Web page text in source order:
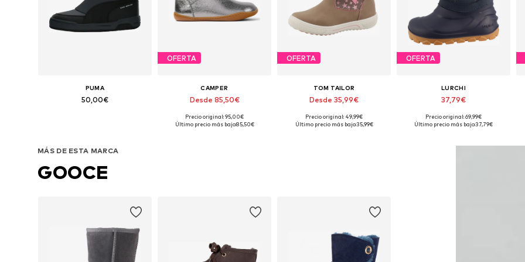
PUMA
50,00€
OFERTA
CAMPER
Desde 85,50€
Disponible en muchas tallas
Precio original: 95,00€
Último precio más bajo:85,50€
OFERTA
TOM TAILOR
Desde 35,99€
Disponible en muchas tallas
Precio original: 49,99€
Último precio más bajo:35,99€
OFERTA
LURCHI
37,79€
Disponible en muchas tallas
Precio original: 69,99€
Último precio más bajo:37,79€
MÁS DE ESTA MARCA
GOOCE